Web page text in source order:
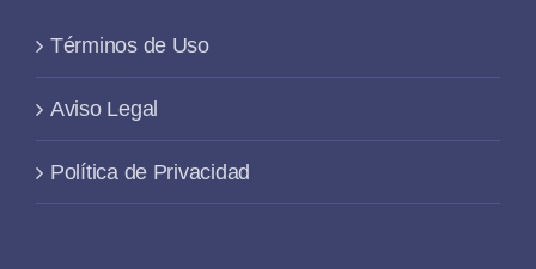
Términos de Uso
Aviso Legal
Política de Privacidad